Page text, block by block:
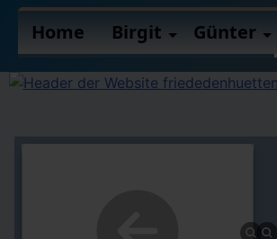
Home Birgit Günter